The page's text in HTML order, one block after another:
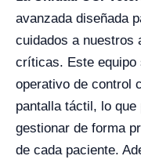
avanzada diseñada
cuidados a nuestros
críticas. Este equipo
operativo de control
pantalla táctil, lo
gestionar de forma
de cada paciente.